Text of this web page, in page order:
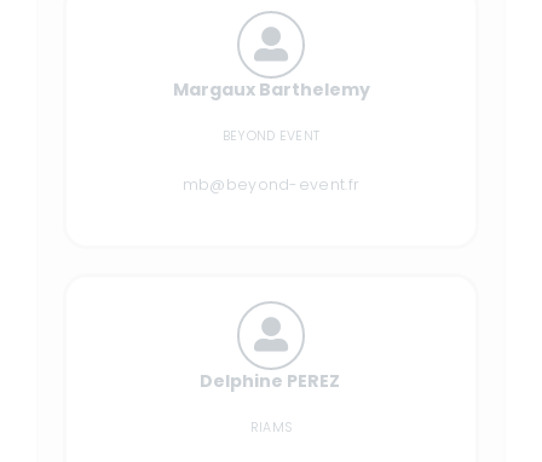
Margaux Barthelemy
BEYOND EVENT
mb@beyond-event.fr
Delphine PEREZ
RIAMS